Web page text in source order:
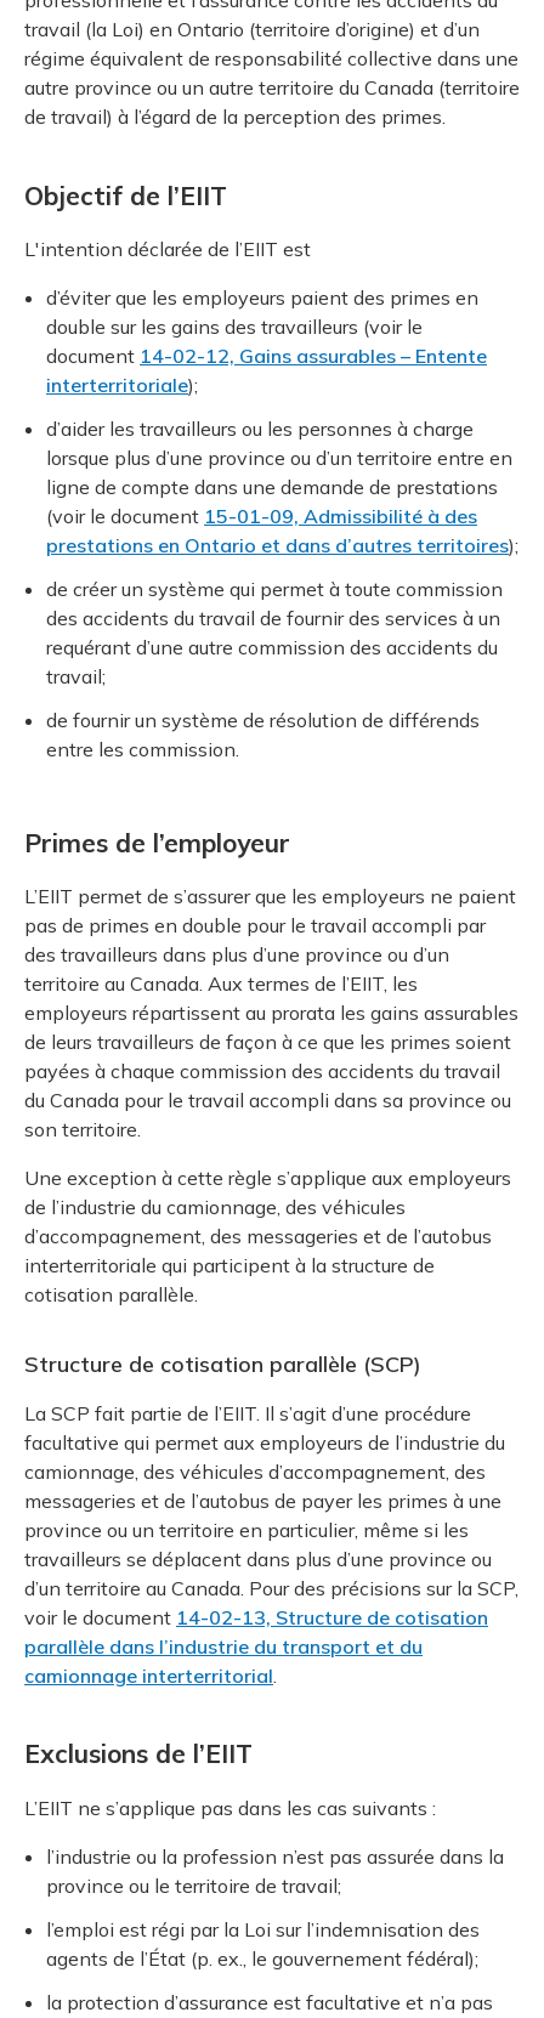
travail (la Loi) en Ontario (territoire d’origine) et d’un
régime équivalent de responsabilité collective dans une
autre province ou un autre territoire du Canada (territoire
de travail) à l’égard de la perception des primes.
Objectif de l’EIIT
L'intention déclarée de l’EIIT est
d’éviter que les employeurs paient des primes en
double sur les gains des travailleurs (voir le
document 14-02-12, Gains assurables – Entente
interterritoriale);
d’aider les travailleurs ou les personnes à charge
lorsque plus d’une province ou d’un territoire entre en
ligne de compte dans une demande de prestations
(voir le document 15-01-09, Admissibilité à des
prestations en Ontario et dans d’autres territoires);
de créer un système qui permet à toute commission
des accidents du travail de fournir des services à un
requérant d’une autre commission des accidents du
travail;
de fournir un système de résolution de différends
entre les commission.
Primes de l’employeur
L’EIIT permet de s’assurer que les employeurs ne paient
pas de primes en double pour le travail accompli par
des travailleurs dans plus d’une province ou d’un
territoire au Canada. Aux termes de l’EIIT, les
employeurs répartissent au prorata les gains assurables
de leurs travailleurs de façon à ce que les primes soient
payées à chaque commission des accidents du travail
du Canada pour le travail accompli dans sa province ou
son territoire.
Une exception à cette règle s’applique aux employeurs
de l’industrie du camionnage, des véhicules
d’accompagnement, des messageries et de l’autobus
interterritoriale qui participent à la structure de
cotisation parallèle.
Structure de cotisation parallèle (SCP)
La SCP fait partie de l’EIIT. Il s’agit d’une procédure
facultative qui permet aux employeurs de l’industrie du
camionnage, des véhicules d’accompagnement, des
messageries et de l’autobus de payer les primes à une
province ou un territoire en particulier, même si les
travailleurs se déplacent dans plus d’une province ou
d’un territoire au Canada. Pour des précisions sur la SCP,
voir le document 14-02-13, Structure de cotisation
parallèle dans l’industrie du transport et du
camionnage interterritorial.
Exclusions de l’EIIT
L’EIIT ne s’applique pas dans les cas suivants :
l’industrie ou la profession n’est pas assurée dans la
province ou le territoire de travail;
l’emploi est régi par la Loi sur l’indemnisation des
agents de l’État (p. ex., le gouvernement fédéral);
la protection d’assurance est facultative et n’a pas